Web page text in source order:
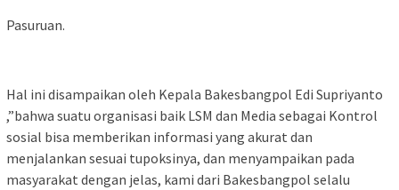
Pasuruan.
Hal ini disampaikan oleh Kepala Bakesbangpol Edi Supriyanto
,”bahwa suatu organisasi baik LSM dan Media sebagai Kontrol
sosial bisa memberikan informasi yang akurat dan
menjalankan sesuai tupoksinya, dan menyampaikan pada
masyarakat dengan jelas, kami dari Bakesbangpol selalu